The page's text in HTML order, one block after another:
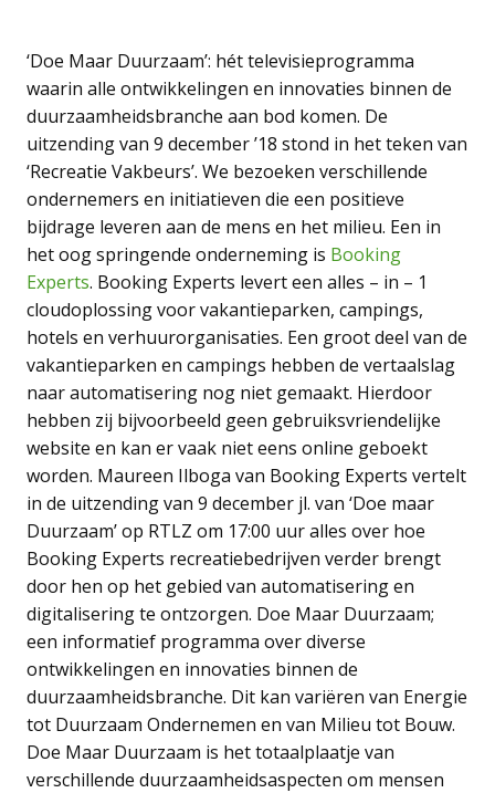
‘Doe Maar Duurzaam’: hét televisieprogramma
waarin alle ontwikkelingen en innovaties binnen de
duurzaamheidsbranche aan bod komen. De
uitzending van 9 december ’18 stond in het teken van
‘Recreatie Vakbeurs’. We bezoeken verschillende
ondernemers en initiatieven die een positieve
bijdrage leveren aan de mens en het milieu. Een in
het oog springende onderneming is Booking
Experts. Booking Experts levert een alles – in – 1
cloudoplossing voor vakantieparken, campings,
hotels en verhuurorganisaties. Een groot deel van de
vakantieparken en campings hebben de vertaalslag
naar automatisering nog niet gemaakt. Hierdoor
hebben zij bijvoorbeeld geen gebruiksvriendelijke
website en kan er vaak niet eens online geboekt
worden. Maureen Ilboga van Booking Experts vertelt
in de uitzending van 9 december jl. van ‘Doe maar
Duurzaam’ op RTLZ om 17:00 uur alles over hoe
Booking Experts recreatiebedrijven verder brengt
door hen op het gebied van automatisering en
digitalisering te ontzorgen. Doe Maar Duurzaam;
een informatief programma over diverse
ontwikkelingen en innovaties binnen de
duurzaamheidsbranche. Dit kan variëren van Energie
tot Duurzaam Ondernemen en van Milieu tot Bouw.
Doe Maar Duurzaam is het totaalplaatje van
verschillende duurzaamheidsaspecten om mensen